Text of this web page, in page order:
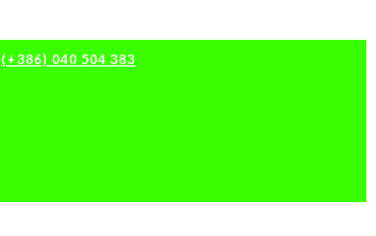
(+386) 040 504 383